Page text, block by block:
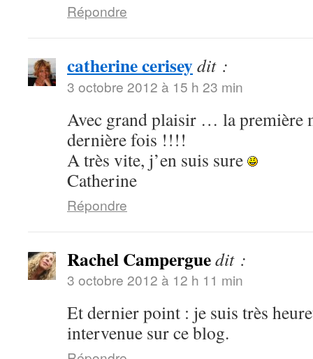
Répondre
catherine ceriseydit :
3 octobre 2012 à 15 h 23 min
Avec grand plaisir … la première
dernière fois !!!!
A très vite, j’en suis sure
Catherine
Répondre
Rachel Camperguedit :
3 octobre 2012 à 12 h 11 min
Et dernier point : je suis très
intervenue sur ce blog.